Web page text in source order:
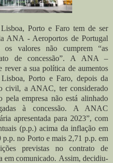
Porto e Faro tem de ser
ANA - Aeroportos de Portugal
valores não cumprem “as
de concessão”. A ANA –
a sua política de aumentos
Porto e Faro, depois da
civil, a ANAC, ter considerado
empresa não está alinhado
à concessão. A ANAC
apresentada para 2023”, com
(p.p.) acima da inflação em
p.p. no Porto e mais 2,71 p.p. em
previstas no contrato de
em comunicado. Assim, decidiu-